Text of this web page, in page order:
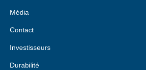
Média
Contact
Investisseurs
Durabilité